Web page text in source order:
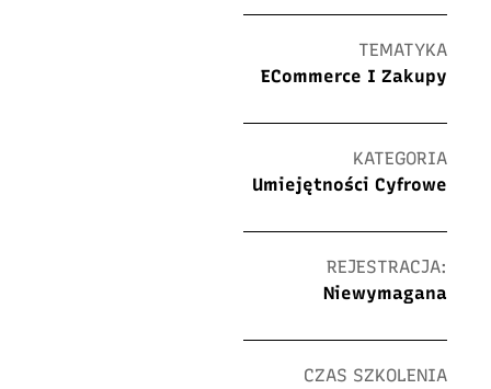
TEMATYKA
ECommerce I Zakupy
KATEGORIA
Umiejętności Cyfrowe
REJESTRACJA:
Niewymagana
CZAS SZKOLENIA